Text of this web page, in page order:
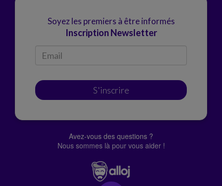
Soyez les premiers à être informés
Inscription Newsletter
S'inscrire
Avez-vous des questions ?
Nous sommes là pour vous aider !